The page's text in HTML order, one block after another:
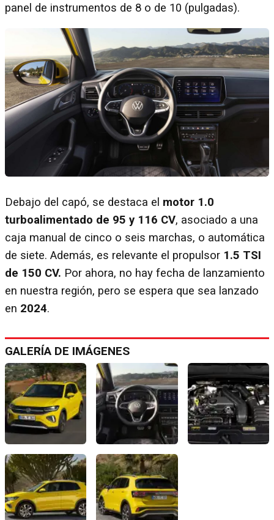
panel de instrumentos de 8 o de 10 (pulgadas).
Debajo del capó, se destaca el motor 1.0
turboalimentado de 95 y 116 CV, asociado a una
caja manual de cinco o seis marchas, o automática
de siete. Además, es relevante el propulsor 1.5 TSI
de 150 CV. Por ahora, no hay fecha de lanzamiento
en nuestra región, pero se espera que sea lanzado
en 2024.
GALERÍA DE IMÁGENES